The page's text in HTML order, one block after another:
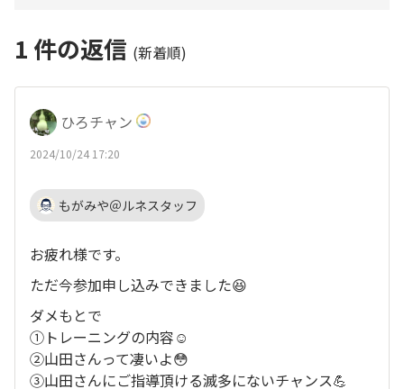
1 件の返信 (新着順)
ひろチャン
2024/10/24 17:20
もがみや＠ルネスタッフ
お疲れ様です。
ただ今参加申し込みできました😆
ダメもとで
①トレーニングの内容☺️
②山田さんって凄いよ😳
③山田さんにご指導頂ける滅多にないチャンス💪